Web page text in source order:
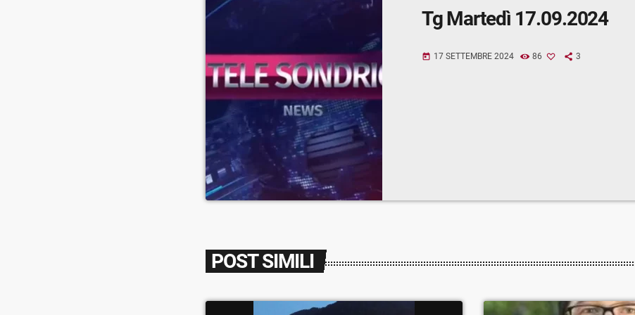
Tg Martedì 17.09.2024
today 17 SETTEMBRE 2024 86 3
POST SIMILI